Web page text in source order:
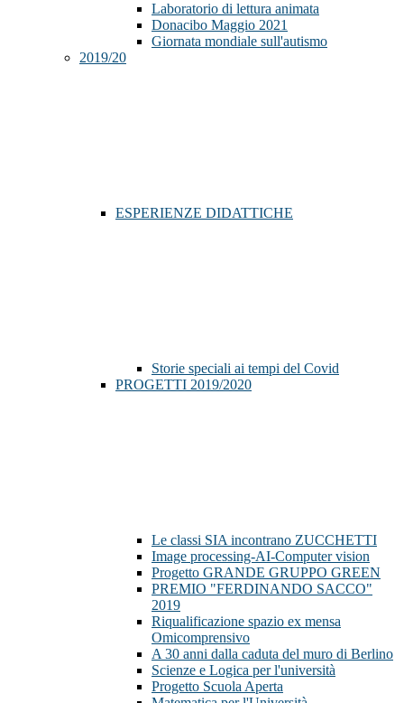
Laboratorio di lettura animata
Donacibo Maggio 2021
Giornata mondiale sull'autismo
2019/20
ESPERIENZE DIDATTICHE
Storie speciali ai tempi del Covid
PROGETTI 2019/2020
Le classi SIA incontrano ZUCCHETTI
Image processing-AI-Computer vision
Progetto GRANDE GRUPPO GREEN
PREMIO "FERDINANDO SACCO"
2019
Riqualificazione spazio ex mensa
Omicomprensivo
A 30 anni dalla caduta del muro di Berlino
Scienze e Logica per l'università
Progetto Scuola Aperta